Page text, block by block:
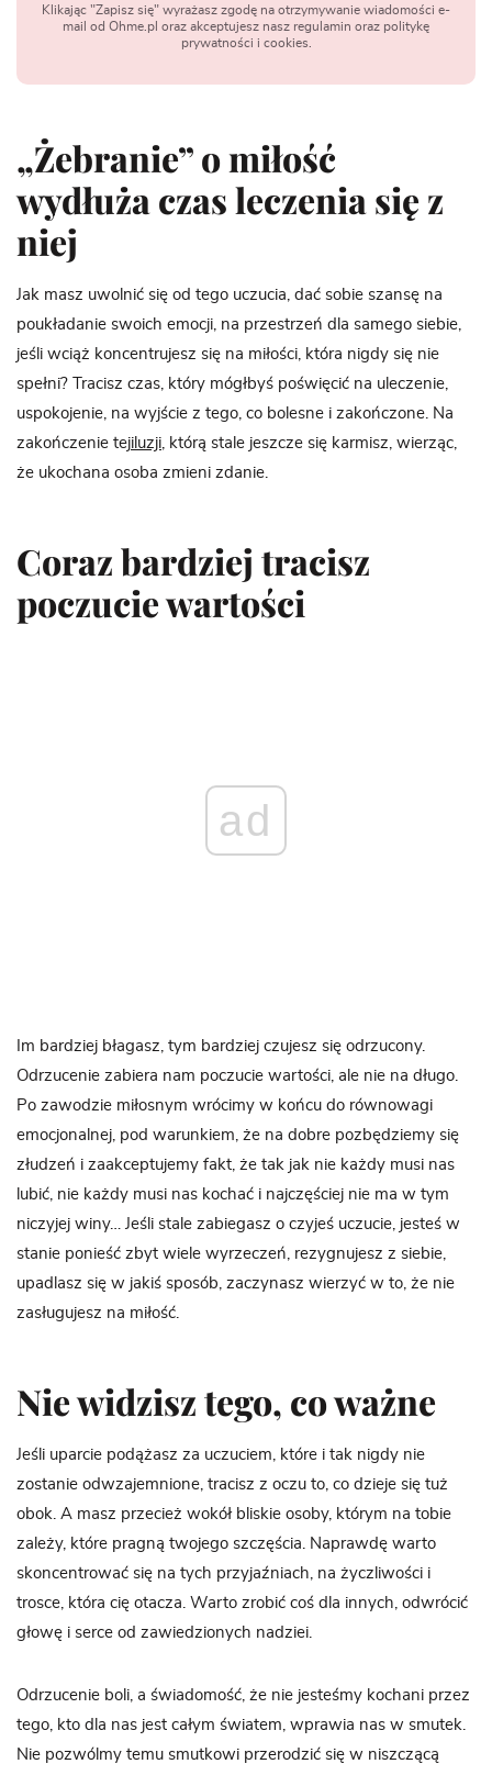
Klikając "Zapisz się" wyrażasz zgodę na otrzymywanie wiadomości e-
mail od Ohme.pl oraz akceptujesz nasz regulamin oraz politykę
prywatności i cookies.
„Żebranie” o miłość
wydłuża czas leczenia się z
niej
Jak masz uwolnić się od tego uczucia, dać sobie szansę na
poukładanie swoich emocji, na przestrzeń dla samego siebie,
jeśli wciąż koncentrujesz się na miłości, która nigdy się nie
spełni? Tracisz czas, który mógłbyś poświęcić na uleczenie,
uspokojenie, na wyjście z tego, co bolesne i zakończone. Na
zakończenie tejiluzji, którą stale jeszcze się karmisz, wierząc,
że ukochana osoba zmieni zdanie.
Coraz bardziej tracisz
poczucie wartości
ad
Im bardziej błagasz, tym bardziej czujesz się odrzucony.
Odrzucenie zabiera nam poczucie wartości, ale nie na długo.
Po zawodzie miłosnym wrócimy w końcu do równowagi
emocjonalnej, pod warunkiem, że na dobre pozbędziemy się
złudzeń i zaakceptujemy fakt, że tak jak nie każdy musi nas
lubić, nie każdy musi nas kochać i najczęściej nie ma w tym
niczyjej winy… Jeśli stale zabiegasz o czyjeś uczucie, jesteś w
stanie ponieść zbyt wiele wyrzeczeń, rezygnujesz z siebie,
upadlasz się w jakiś sposób, zaczynasz wierzyć w to, że nie
zasługujesz na miłość.
Nie widzisz tego, co ważne
Jeśli uparcie podążasz za uczuciem, które i tak nigdy nie
zostanie odwzajemnione, tracisz z oczu to, co dzieje się tuż
obok. A masz przecież wokół bliskie osoby, którym na tobie
zależy, które pragną twojego szczęścia. Naprawdę warto
skoncentrować się na tych przyjaźniach, na życzliwości i
trosce, która cię otacza. Warto zrobić coś dla innych, odwrócić
głowę i serce od zawiedzionych nadziei.
Odrzucenie boli, a świadomość, że nie jesteśmy kochani przez
tego, kto dla nas jest całym światem, wprawia nas w smutek.
Nie pozwólmy temu smutkowi przerodzić się w niszczącą